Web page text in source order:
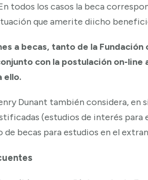
todos los casos la beca
que amerite diicho
a becas, tanto de la Fundación
con la postulación on-line
ello.
Dunant también considera, en
(estudios de interés para
becas para estudios en el